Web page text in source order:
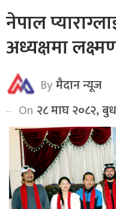
नेपाल
अध्यक्षमा
Byमैदान न्यूज
On २८ माघ २०८२,